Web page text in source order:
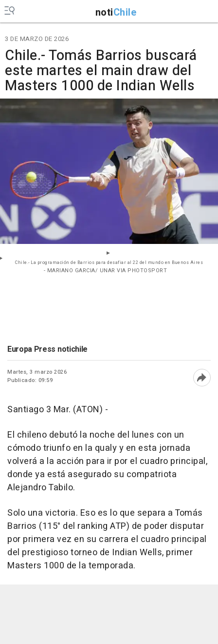
notiChile
3 DE MARZO DE 2026
Chile.- Tomás Barrios buscará
este martes el main draw del
Masters 1000 de Indian Wells
Chile.- La programación de Barrios para desafiar al 22 del mundo en Buenos Aires
- MARIANO GARCIA/ UNAR VIA PHOTOSPORT
Europa Press notichile
Martes, 3 marzo 2026
Publicado: 09:59
Santiago 3 Mar. (ATON) -
El chileno debutó la noche del lunes con un
cómodo triunfo en la qualy y en esta jornada
volverá a la acción para ir por el cuadro principal,
donde ya está asegurado su compatriota
Alejandro Tabilo.
Solo una victoria. Eso es lo que separa a Tomás
Barrios (115° del ranking ATP) de poder disputar
por primera vez en su carrera el cuadro principal
del prestigioso torneo de Indian Wells, primer
Masters 1000 de la temporada.